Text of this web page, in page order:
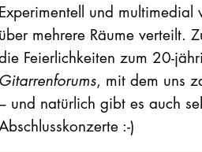
Experimentell und
über mehrere Räume verteilt.
Feierlichkeiten zum 20-
Gitarrenforums, mit dem uns
und natürlich gibt es auch
:-)